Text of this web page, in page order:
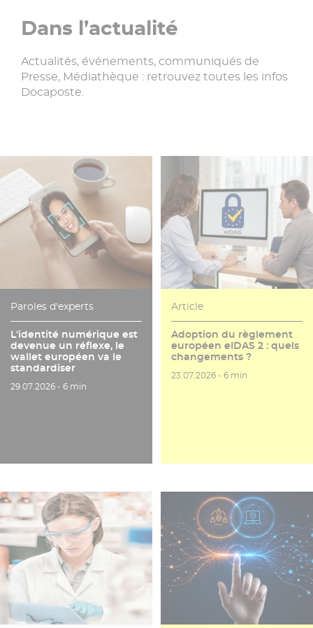
Dans l’actualité
Actualités, événements, communiqués de
Presse, Médiathèque : retrouvez toutes les infos
Docaposte.
Paroles d'experts
L'identité numérique est
devenue un réflexe, le
wallet européen va le
standardiser
Date de publication
29.07.2026 - Temps de lecture
6 min
Article
Adoption du règlement
européen eIDAS 2 : quels
changements ?
Date de publication
23.07.2026 -Temps de lecture
6 min